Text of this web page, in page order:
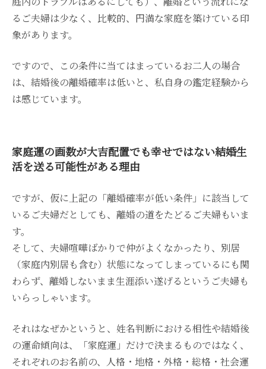
るご夫婦は少なく、比較的、円満な家庭を築けている印
象があります。
ですので、この条件に当てはまっているお二人の場合
は、結婚後の離婚確率は低いと、私自身の鑑定経験から
は感じています。
家庭運の画数が大吉配置でも幸せではない結婚生
活を送る可能性がある理由
ですが、仮に上記の「離婚確率が低い条件」に該当して
いるご夫婦だとしても、離婚の道をたどるご夫婦もいま
す。
そして、夫婦喧嘩ばかりで仲がよくなかったり、別居
（家庭内別居も含む）状態になってしまっているにも関
わらず、離婚しないまま生涯添い遂げるというご夫婦も
いらっしゃいます。
それはなぜかというと、姓名判断における相性や結婚後
の運命傾向は、「家庭運」だけで決まるものではなく、
それぞれのお名前の、人格・地格・外格・総格・社会運